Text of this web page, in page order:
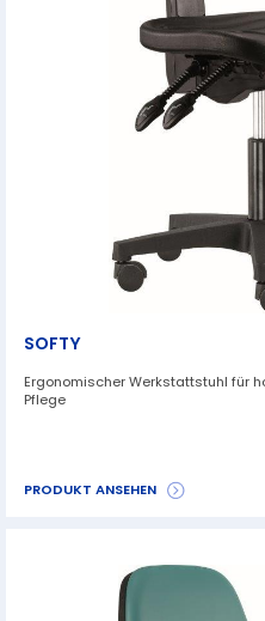
SOFTY
Ergonomischer Werkstattstuhl für
Pflege
PRODUKT ANSEHEN